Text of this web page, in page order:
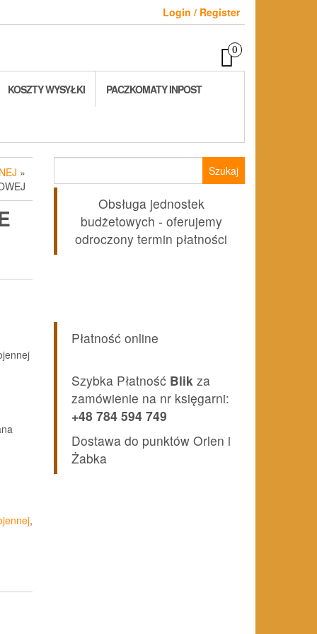
Login / Register
0
KOSZTY WYSYŁKI PACZKOMATY INPOST
»
,
Obsługa jednostek
budżetowych - oferujemy
odroczony termin płatności
Płatność online
Szybka Płatność Blik za
zamówienie na nr księgarni:
+48 784 594 749
Dostawa do punktów Orlen i
Żabka